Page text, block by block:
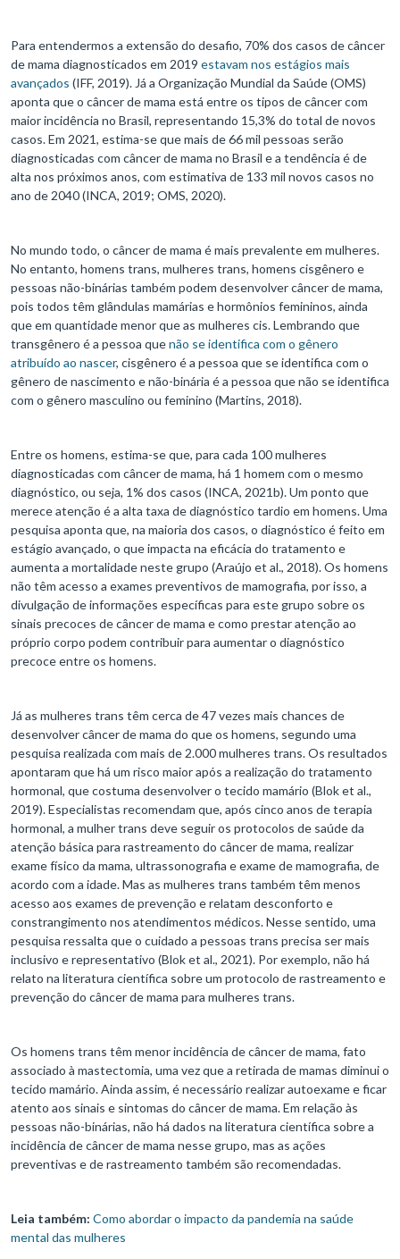
Para entendermos a extensão do desafio, 70% dos casos de câncer
de mama diagnosticados em 2019 estavam nos estágios mais
avançados (IFF, 2019). Já a Organização Mundial da Saúde (OMS)
aponta que o câncer de mama está entre os tipos de câncer com
maior incidência no Brasil, representando 15,3% do total de novos
casos. Em 2021, estima-se que mais de 66 mil pessoas serão
diagnosticadas com câncer de mama no Brasil e a tendência é de
alta nos próximos anos, com estimativa de 133 mil novos casos no
ano de 2040 (INCA, 2019; OMS, 2020).
No mundo todo, o câncer de mama é mais prevalente em mulheres.
No entanto, homens trans, mulheres trans, homens cisgênero e
pessoas não-binárias também podem desenvolver câncer de mama,
pois todos têm glândulas mamárias e hormônios femininos, ainda
que em quantidade menor que as mulheres cis. Lembrando que
transgênero é a pessoa quenão se identifica com o gênero
atribuído ao nascer, cisgênero é a pessoa que se identifica com o
gênero de nascimento e não-binária é a pessoa que não se identifica
com o gênero masculino ou feminino (Martins, 2018).
Entre os homens, estima-se que, para cada 100 mulheres
diagnosticadas com câncer de mama, há 1 homem com o mesmo
diagnóstico, ou seja, 1% dos casos (INCA, 2021b). Um ponto que
merece atenção é a alta taxa de diagnóstico tardio em homens. Uma
pesquisa aponta que, na maioria dos casos, o diagnóstico é feito em
estágio avançado, o que impacta na eficácia do tratamento e
aumenta a mortalidade neste grupo (Araújo et al., 2018). Os homens
não têm acesso a exames preventivos de mamografia, por isso, a
divulgação de informações específicas para este grupo sobre os
sinais precoces de câncer de mama e como prestar atenção ao
próprio corpo podem contribuir para aumentar o diagnóstico
precoce entre os homens.
Já as mulheres trans têm cerca de 47 vezes mais chances de
desenvolver câncer de mama do que os homens, segundo uma
pesquisa realizada com mais de 2.000 mulheres trans. Os resultados
apontaram que há um risco maior após a realização do tratamento
hormonal, que costuma desenvolver o tecido mamário (Blok et al.,
2019). Especialistas recomendam que, após cinco anos de terapia
hormonal, a mulher trans deve seguir os protocolos de saúde da
atenção básica para rastreamento do câncer de mama, realizar
exame físico da mama, ultrassonografia e exame de mamografia, de
acordo com a idade. Mas as mulheres trans também têm menos
acesso aos exames de prevenção e relatam desconforto e
constrangimento nos atendimentos médicos. Nesse sentido, uma
pesquisa ressalta que o cuidado a pessoas trans precisa ser mais
inclusivo e representativo (Blok et al., 2021). Por exemplo, não há
relato na literatura científica sobre um protocolo de rastreamento e
prevenção do câncer de mama para mulheres trans.
Os homens trans têm menor incidência de câncer de mama, fato
associado à mastectomia, uma vez que a retirada de mamas diminui o
tecido mamário. Ainda assim, é necessário realizar autoexame e ficar
atento aos sinais e sintomas do câncer de mama. Em relação às
pessoas não-binárias, não há dados na literatura científica sobre a
incidência de câncer de mama nesse grupo, mas as ações
preventivas e de rastreamento também são recomendadas.
Leia também: Como abordar o impacto da pandemia na saúde
mental das mulheres